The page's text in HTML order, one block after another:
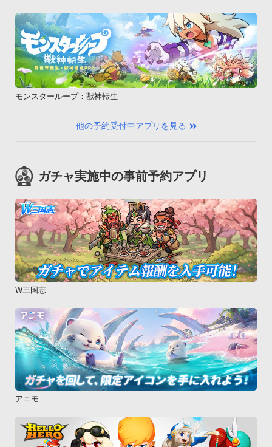
モンスターループ：獣神転生
他の予約受付中アプリを見る
ガチャ実施中の事前予約アプリ
W三国志
アニモ